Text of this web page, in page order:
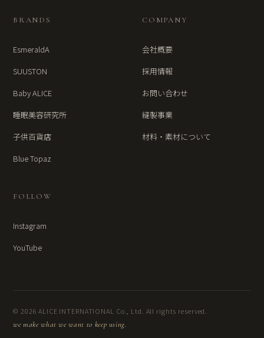
BRANDS
EsmeraldA
SUUSTON
Baby ALICE
睡眠美容研究所
子供百貨店
Blue Topaz
COMPANY
会社概要
採用情報
お問い合わせ
縫製事業
材料・素材について
FOLLOW
Instagram
YouTube
© 2026 ALICE INTERNATIONAL Co., Ltd. All rights reserved.
we make what we want to keep using.